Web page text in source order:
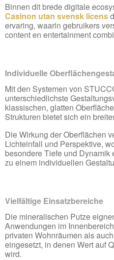
Binnen dit brede digitale
Casinon utan svensk licens
ervaring, waarin gebruikers
content en entertainment
Individuelle
Mit den Systemen von
unterschiedlichste
klassischen, glatten
Strukturen bietet sich ein
Die Wirkung der Oberflächen
Lichteinfall und Perspektive,
besondere Tiefe und
zu einem individuellen
Vielfältige Einsatzbereiche
Die mineralischen Putze
Anwendungen im
privaten Wohnräumen als
eingesetzt, in denen Wert auf
wird.